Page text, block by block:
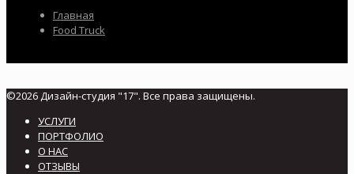
Главная
Food Truck
©2026 Дизайн-студия "17". Все права защищены.
УСЛУГИ
ПОРТФОЛИО
О НАС
ОТЗЫВЫ